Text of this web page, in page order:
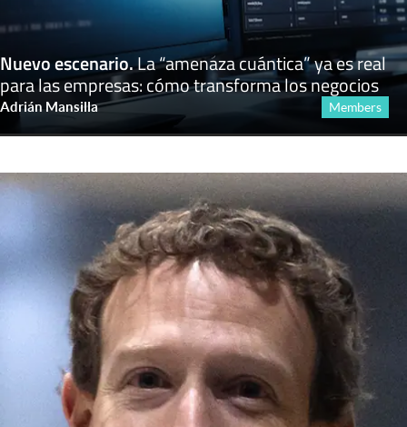
Nuevo escenario.La “amenaza cuántica” ya es real
para las empresas: cómo transforma los negocios
Adrián Mansilla Members